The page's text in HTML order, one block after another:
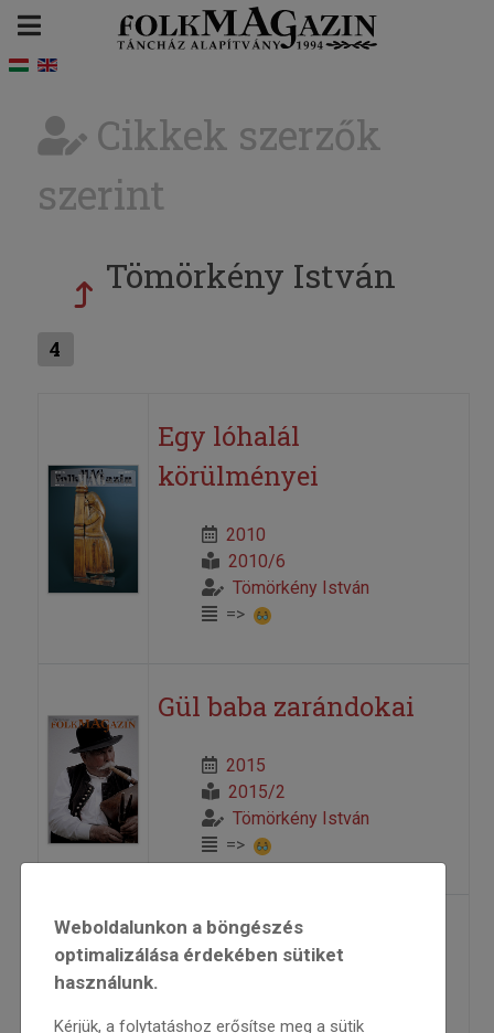
Cikkek szerzők
szerint
Tömörkény István
4
Egy lóhalál
körülményei
2010
2010/6
Tömörkény István
=>
Gül baba zarándokai
2015
2015/2
Tömörkény István
=>
Nótakészítés (Pesti
Weboldalunkon a böngészés
optimalizálása érdekében sütiket
használunk.
Kérjük, a folytatáshoz erősítse meg a sütik